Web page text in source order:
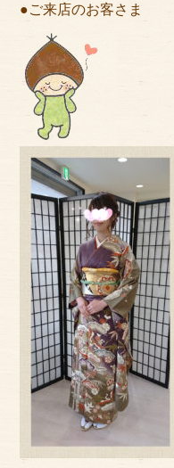
ブログ
ご利用の流れ
今月のオススメ衣装
成人式特設ページ
お問い合わせ
お客様の声
プライバシーポリシー
サイトマップ
●ご来店のお客さま